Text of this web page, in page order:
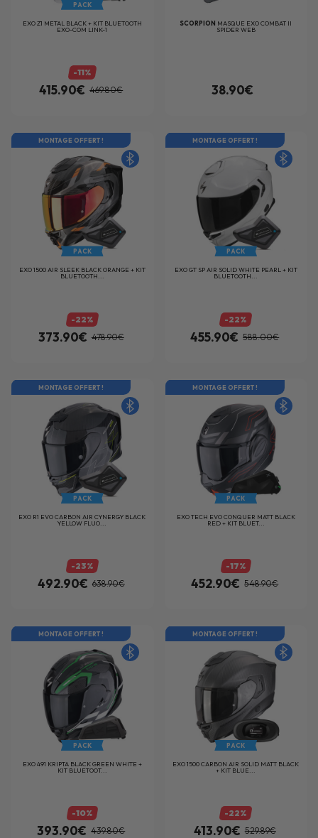
PACK
EXO Z1 METAL BLACK + KIT BLUETOOTH
EXO-COM LINK-1
-11%
415.90€ 469.80€
SCORPION MASQUE EXO COMBAT II
SPIDER WEB
38.90€
MONTAGE OFFERT !
PACK
EXO 1500 AIR SLEEK BLACK ORANGE + KIT
BLUETOOTH...
-22%
373.90€ 478.90€
MONTAGE OFFERT !
PACK
EXO GT SP AIR SOLID WHITE PEARL + KIT
BLUETOOTH...
-22%
455.90€ 588.00€
MONTAGE OFFERT !
PACK
EXO R1 EVO CARBON AIR CYNERGY BLACK
YELLOW FLUO...
-23%
492.90€ 638.90€
MONTAGE OFFERT !
PACK
EXO TECH EVO CONQUER MATT BLACK
RED + KIT BLUET...
-17%
452.90€ 548.90€
MONTAGE OFFERT !
PACK
EXO 491 KRIPTA BLACK GREEN WHITE +
KIT BLUETOOT...
-10%
393.90€ 439.80€
MONTAGE OFFERT !
PACK
EXO 1500 CARBON AIR SOLID MATT BLACK
+ KIT BLUE...
-22%
413.90€ 529.89€